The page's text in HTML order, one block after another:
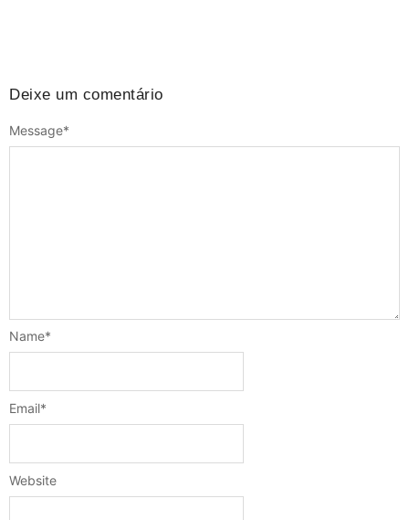
Deixe um comentário
Message*
Name*
Email*
Website